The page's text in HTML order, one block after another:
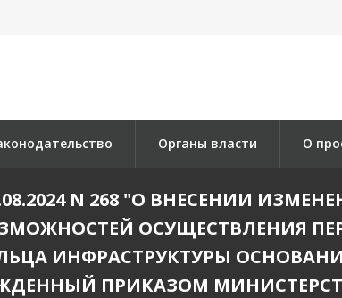
Органы власти О
N 268 "О ВНЕСЕНИИ
ОСУЩЕСТВЛЕНИЯ
ИНФРАСТРУКТУРЫ
ПРИКАЗОМ